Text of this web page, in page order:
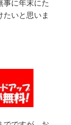
事に年末にた
たいと思いま